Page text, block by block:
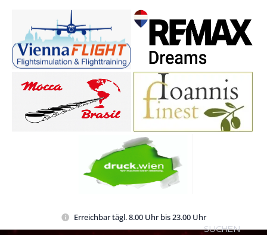
Erreichbar tägl. 8.00 Uhr bis 23.00 Uhr
SUCHEN